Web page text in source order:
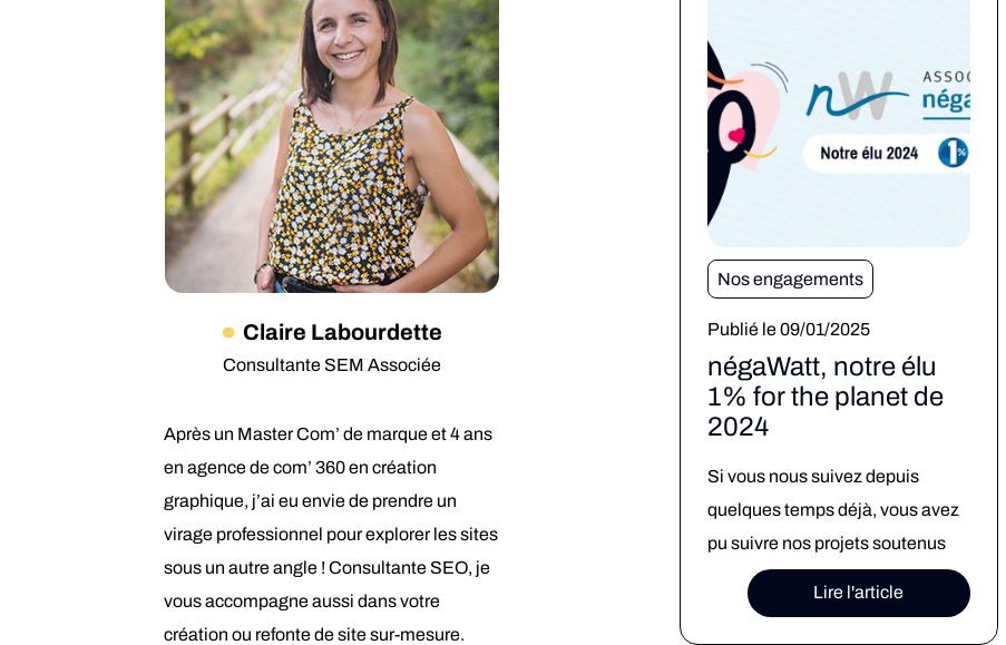
Claire Labourdette
Consultante SEM Associée
Après un Master Com’ de marque et 4 ans
en agence de com’ 360 en création
graphique, j’ai eu envie de prendre un
virage professionnel pour explorer les sites
sous un autre angle ! Consultante SEO, je
vous accompagne aussi dans votre
création ou refonte de site sur-mesure.
Nos engagements
Publié le 09/01/2025
négaWatt, notre élu
1% for the planet de
2024
Si vous nous suivez depuis
quelques temps déjà, vous avez
pu suivre nos projets soutenus
dans le cadre du 1% for the
planet.
Lire l'article